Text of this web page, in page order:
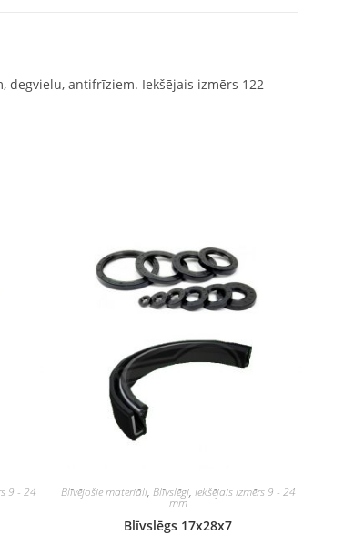
antifrīziem. Iekšējais izmērs 122
9 - 24 Blīvējošie materiāli, Blīvslēgi, Iekšējais izmērs 9 - 24
mm
Blīvslēgs 17x28x7